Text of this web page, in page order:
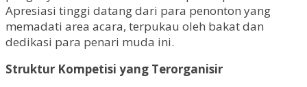
Apresiasi tinggi datang dari para penonton yang
memadati area acara, terpukau oleh bakat dan
dedikasi para penari muda ini.
Struktur Kompetisi yang Terorganisir